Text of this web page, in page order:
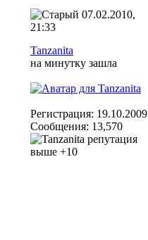
07.02.2010,
21:33
Tanzanita
на минутку зашла
Регистрация: 19.10.2009
Сообщения: 13,570